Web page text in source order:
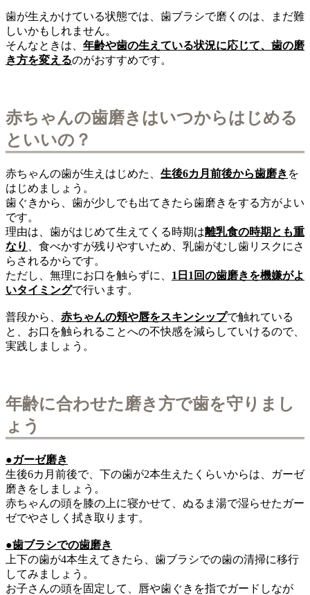
歯が生えかけている状態では、歯ブラシで磨くのは、まだ難
しいかもしれません。
そんなときは、 年齢や歯の生えている状況に応じて、歯の磨
き方を変えるのがおすすめです。
赤ちゃんの歯磨きはいつからはじめる
といいの？
赤ちゃんの歯が生えはじめた、 生後6カ月前後から歯磨き を
はじめましょう。
歯ぐきから、歯が少しでも出てきたら歯磨きをする方がよい
です。
理由は、歯がはじめて生えてくる時期は離乳食の時期とも重
なり
、食べかすが残りやすいため、乳歯がむし歯リスクにさ
らされるからです。
ただし、無理にお口を触らずに、 1日1回の歯磨きを機嫌がよ
いタイミングで行います。
普段から、 赤ちゃんの頬や唇をスキンシップで触れている
と、お口を触られることへの不快感を減らしていけるので、
実践しましょう。
年齢に合わせた磨き方で歯を守りまし
ょう
●ガーゼ磨き
生後6カ月前後で、下の歯が2本生えたくらいからは、ガーゼ
磨きをしましょう。
赤ちゃんの頭を膝の上に寝かせて、ぬるま湯で湿らせたガー
ゼでやさしく拭き取ります。
●歯ブラシでの歯磨き
上下の歯が4本生えてきたら、歯ブラシでの歯の清掃に移行
してみましょう。
お子さんの頭を固定して、唇や歯ぐきを指でガードしなが